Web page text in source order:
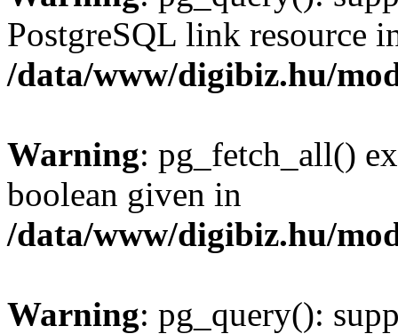
PostgreSQL link resource
/data/www/digibiz.hu/
Warning: pg_fetch_all()
boolean given in
/data/www/digibiz.hu/
Warning: pg_query():